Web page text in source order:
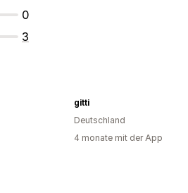
0
3
gitti
Deutschland
4 monate mit der App